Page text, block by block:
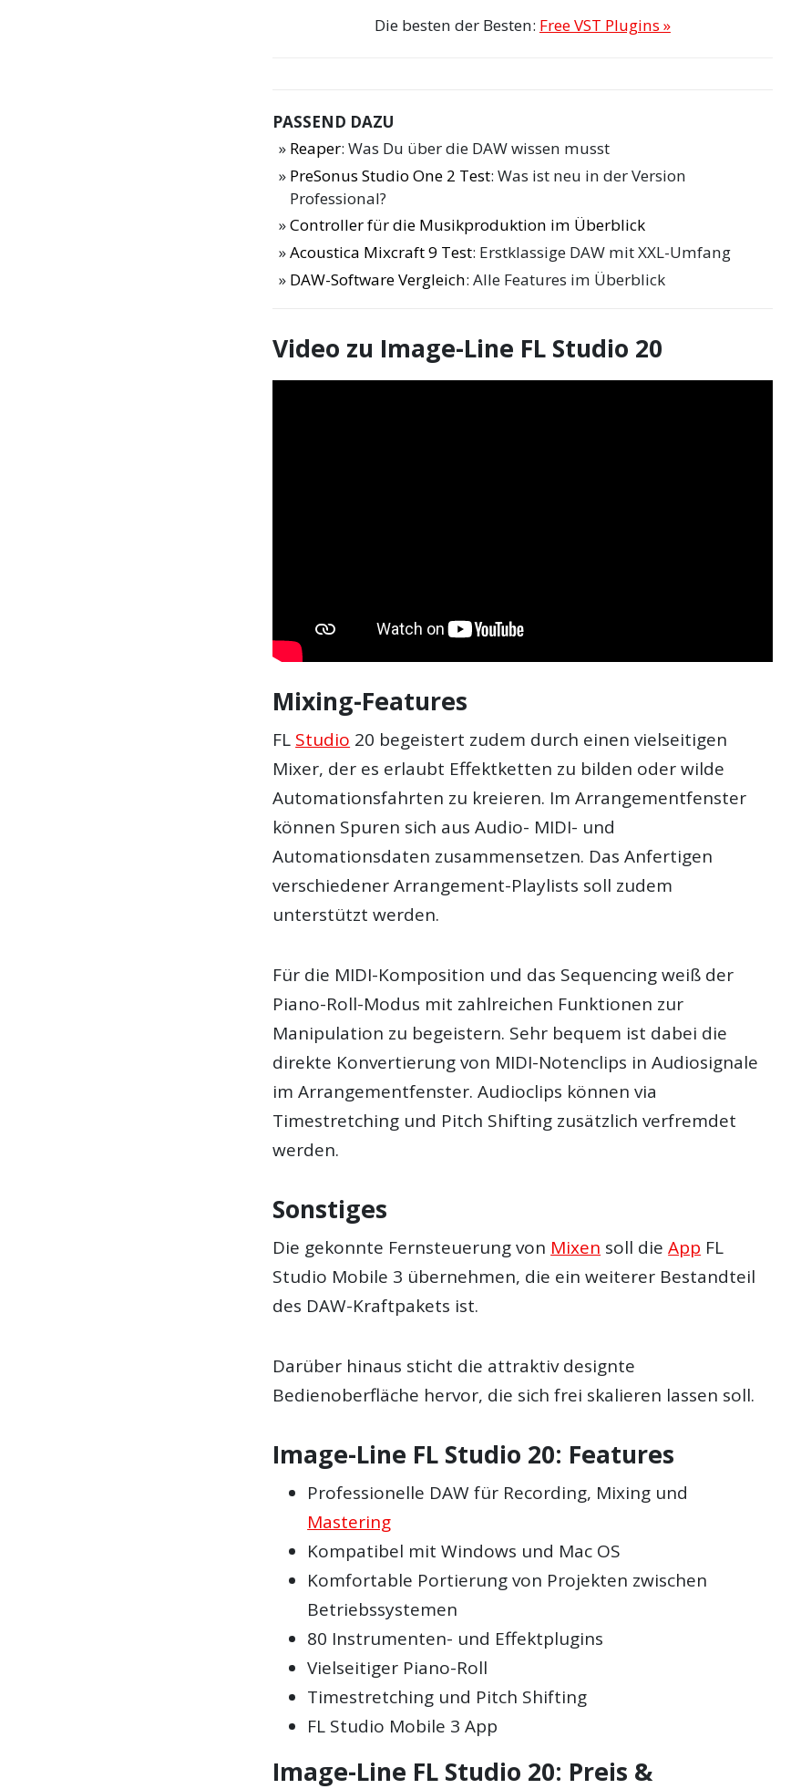
Die besten der Besten: Free VST Plugins »
PASSEND DAZU
Reaper: Was Du über die DAW wissen musst
PreSonus Studio One 2 Test: Was ist neu in der Version
Professional?
Controller für die Musikproduktion im Überblick
Acoustica Mixcraft 9 Test: Erstklassige DAW mit XXL-Umfang
DAW-Software Vergleich: Alle Features im Überblick
Video zu Image-Line FL Studio 20
Mixing-Features
FL Studio 20 begeistert zudem durch einen vielseitigen
Mixer, der es erlaubt Effektketten zu bilden oder wilde
Automationsfahrten zu kreieren. Im Arrangementfenster
können Spuren sich aus Audio- MIDI- und
Automationsdaten zusammensetzen. Das Anfertigen
verschiedener Arrangement-Playlists soll zudem
unterstützt werden.
Für die MIDI-Komposition und das Sequencing weiß der
Piano-Roll-Modus mit zahlreichen Funktionen zur
Manipulation zu begeistern. Sehr bequem ist dabei die
direkte Konvertierung von MIDI-Notenclips in Audiosignale
im Arrangementfenster. Audioclips können via
Timestretching und Pitch Shifting zusätzlich verfremdet
werden.
Sonstiges
Die gekonnte Fernsteuerung von Mixen soll dieApp FL
Studio Mobile 3 übernehmen, die ein weiterer Bestandteil
des DAW-Kraftpakets ist.
Darüber hinaus sticht die attraktiv designte
Bedienoberfläche hervor, die sich frei skalieren lassen soll.
Image-Line FL Studio 20: Features
Professionelle DAW für Recording, Mixing und
Mastering
Kompatibel mit Windows und Mac OS
Komfortable Portierung von Projekten zwischen
Betriebssystemen
80 Instrumenten- und Effektplugins
Vielseitiger Piano-Roll
Timestretching und Pitch Shifting
FL Studio Mobile 3 App
Image-Line FL Studio 20: Preis &